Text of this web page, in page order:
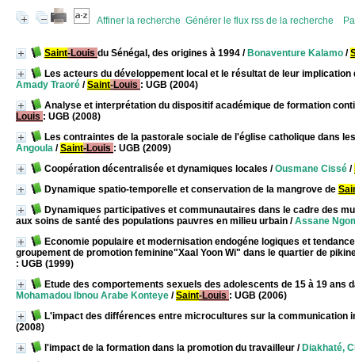
Affiner la recherche Générer le flux rss de la recherche
Saint-Louis du Sénégal, des origines à 1994 / Bonaventure Kalamo /
Les acteurs du développement local et le résultat de leur
Amady Traoré /Saint-Louis : UGB (2004)
Analyse et interprétation du dispositif académique de formation
Louis : UGB (2008)
Les contraintes de la pastorale sociale de l'église catholique dans
Angoula /Saint-Louis : UGB (2009)
Coopération décentralisée et dynamiques locales /Ousmane Cissé /
Dynamique spatio-temporelle et conservation de la mangrove de
Dynamiques participatives et communautaires dans le cadre des
aux soins de santé des populations pauvres en milieu urbain /Assane
Economie populaire et modernisation endogéne logiques et
groupement de promotion feminine"Xaal Yoon Wi" dans le quartier de
: UGB (1999)
Etude des comportements sexuels des adolescents de 15 à 19 ans
Mohamadou Ibnou Arabe Konteye /Saint-Louis : UGB (2006)
L'impact des différences entre microcultures sur la communication
(2008)
l'impact de la formation dans la promotion du travailleur / Diakhaté,